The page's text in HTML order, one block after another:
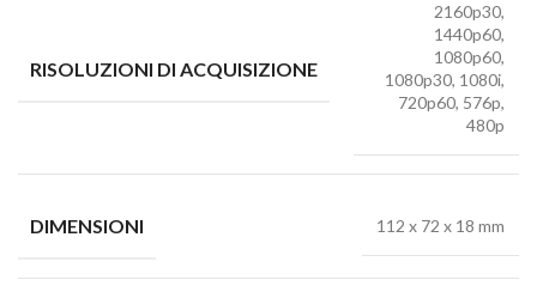
RISOLUZIONI DI ACQUISIZIONE
2160p30,
1440p60,
1080p60,
1080p30, 1080i,
720p60, 576p,
480p
DIMENSIONI 112 x 72 x 18 mm